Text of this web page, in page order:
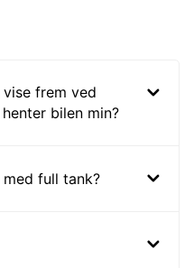
frem ved
bilen min?
full tank?